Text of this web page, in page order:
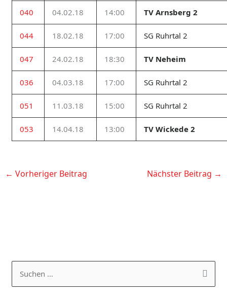
040 04.02.18 14:00 TV Arnsberg 2
044 18.02.18 17:00 SG Ruhrtal 2
047 24.02.18 18:30 TV Neheim
036 04.03.18 17:00 SG Ruhrtal 2
051 11.03.18 15:00 SG Ruhrtal 2
053 14.04.18 13:00 TV Wickede 2
← Vorheriger Beitrag Nächster Beitrag →